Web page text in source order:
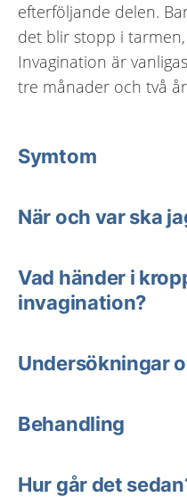
efterföljande delen.
det blir stopp i
Invagination är
tre månader och två
Symtom
När och var ska
Vad händer i
invagination?
Undersökningar
Behandling
Hur går det